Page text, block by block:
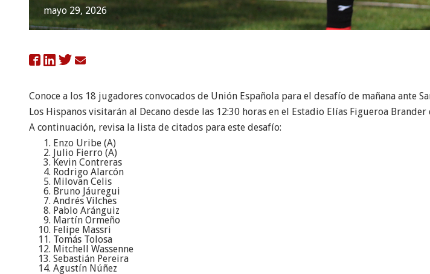
mayo 29, 2026

Conoce a los 18 jugadores convocados de Unión Española para el desafío de mañana ante
Los Hispanos visitarán al Decano desde las 12:30 horas en el Estadio Elías Figueroa
A continuación, revisa la lista de citados para este desafío:
Enzo Uribe (A)
Julio Fierro (A)
Kevin Contreras
Rodrigo Alarcón
Milovan Celis
Bruno Jáuregui
Andrés Vilches
Pablo Aránguiz
Martín Ormeño
Felipe Massri
Tomás Tolosa
Mitchell Wassenne
Sebastián Pereira
Agustín Núñez